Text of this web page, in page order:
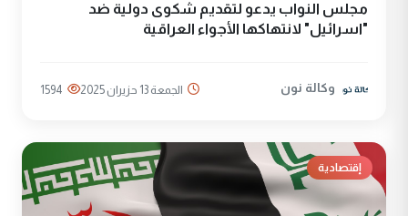
مجلس النواب يدعو لتقديم شكوى دولية ضد
"اسرائيل" لانتهاكها الأجواء العراقية
وكالة نون الجمعة 13 حزيران 2025 1594
إقتصادية